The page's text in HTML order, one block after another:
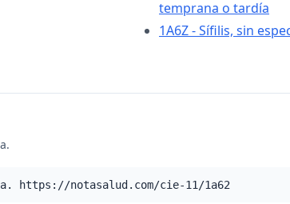
temprana o tardía
1A6Z - Sífilis, sin
https://notasalud.com/cie-11/1a62